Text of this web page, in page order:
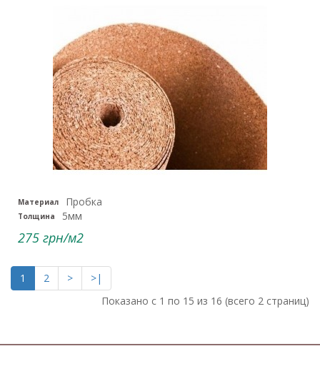
Материал Пробка
Толщина 5мм
275 грн/м2
1 2 >
>|
Показано с 1 по 15 из 16 (всего 2 страниц)